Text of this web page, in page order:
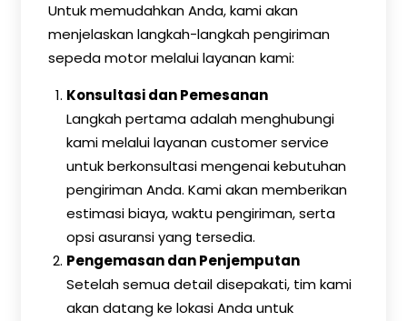
Untuk memudahkan Anda, kami akan
menjelaskan langkah-langkah pengiriman
sepeda motor melalui layanan kami:
Konsultasi dan Pemesanan
Langkah pertama adalah menghubungi
kami melalui layanan customer service
untuk berkonsultasi mengenai kebutuhan
pengiriman Anda. Kami akan memberikan
estimasi biaya, waktu pengiriman, serta
opsi asuransi yang tersedia.
Pengemasan dan Penjemputan
Setelah semua detail disepakati, tim kami
akan datang ke lokasi Anda untuk